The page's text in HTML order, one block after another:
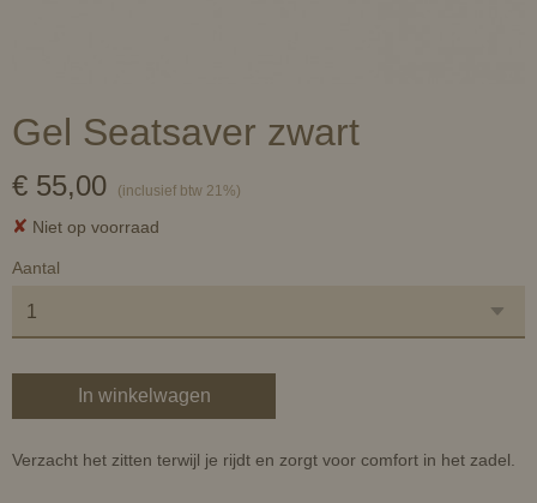
Gel Seatsaver zwart
€ 55,00 (inclusief btw 21%)
✘ Niet op voorraad
Aantal
In winkelwagen
Verzacht het zitten terwijl je rijdt en zorgt voor comfort in het zadel.